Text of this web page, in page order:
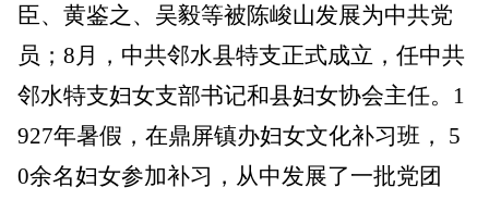
臣、黄鉴之、吴毅等被陈峻山发展为中共党
员；8月，中共邻水县特支正式成立，任中共
邻水特支妇女支部书记和县妇女协会主任。1
927年暑假，在鼎屏镇办妇女文化补习班， 5
0余名妇女参加补习，从中发展了一批党团